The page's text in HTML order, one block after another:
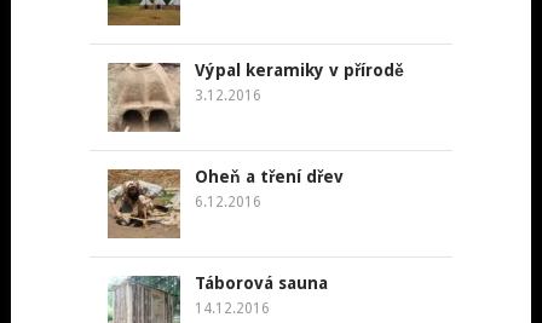
Výpal keramiky v přírodě
3.12.2016
Oheň a tření dřev
6.12.2016
Táborová sauna
14.12.2016